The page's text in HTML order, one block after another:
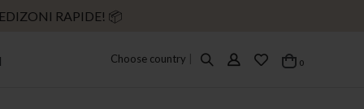
RAPIDE! 📦
Choose country
Cart
0elementi